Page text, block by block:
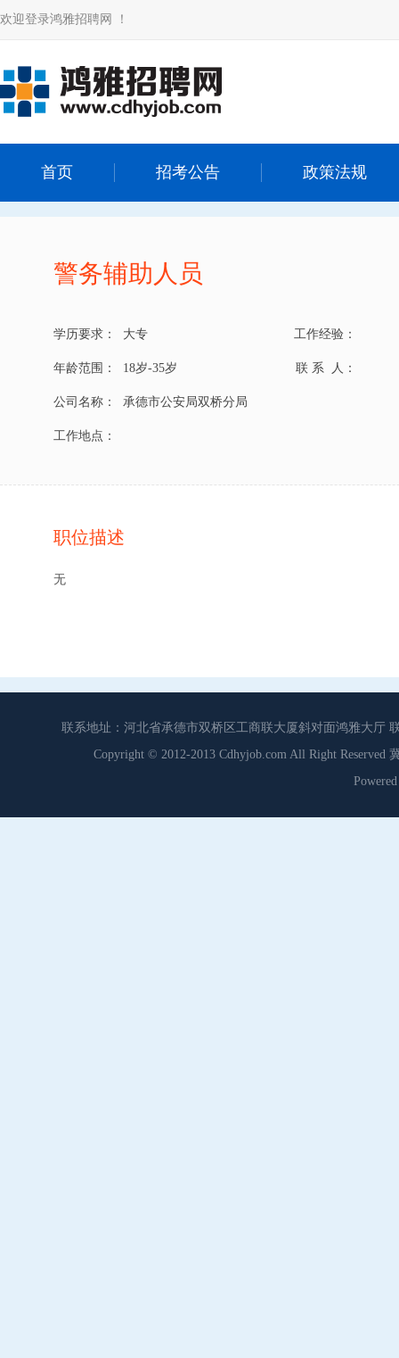
欢迎登录鸿雅招聘网 ！
首页 招考公告 政策法规
警务辅助人员
学历要求： 大专 工作经验：
年龄范围： 18岁-35岁 联 系 人：
公司名称： 承德市公安局双桥分局
工作地点：
职位描述
无
联系地址：河北省承德市双桥区工商联大厦斜对面鸿雅大厅
Copyright © 2012-2013 Cdhyjob.com All Right Reserved